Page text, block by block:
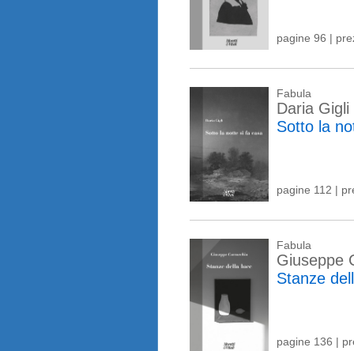
pagine 96 |
Fabula
Daria Gigli
Sotto la
pagine 112 |
Fabula
Giuseppe
Stanze
pagine 136 |